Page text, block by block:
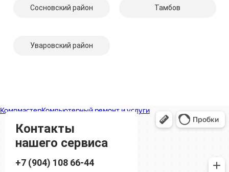
Сосновский район Тамбов
Уваровский район
Контакты
нашего сервиса
+7 (904) 108 66-44
Компмастер
Носовская улица, 1